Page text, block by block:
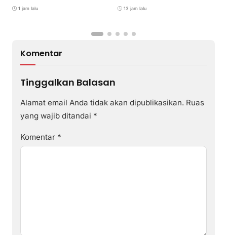
1 jam lalu 13 jam lalu
Komentar
Tinggalkan Balasan
Alamat email Anda tidak akan dipublikasikan. Ruas
yang wajib ditandai *
Komentar *